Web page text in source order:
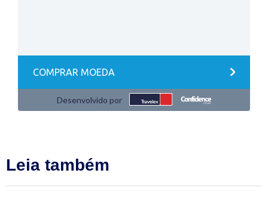
Leia também